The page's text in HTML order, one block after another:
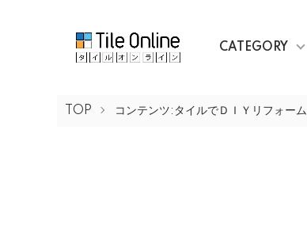
CATEGORY
TOP コンテンツ:タイルでＤＩＹリフォーム